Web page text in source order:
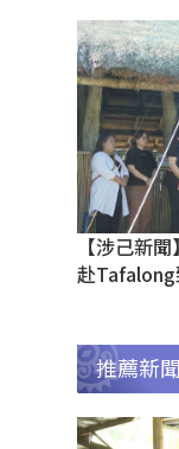
【涉己新
赴
推薦新聞